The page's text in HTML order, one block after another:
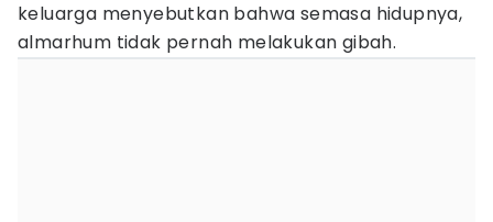
keluarga menyebutkan bahwa semasa hidupnya,
almarhum tidak pernah melakukan gibah.